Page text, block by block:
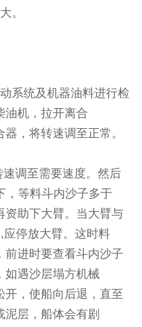
。
系统及机器油料进行检
油机，拉开离合
，将转速调至正常。
速调至需要速度。然后
，等料斗内沙子多于
资助下大臂。当大臂与
停放大臂。这时料
前进时要查看斗内沙子
如遇沙层塌方机械
开，使船向后退，直至
层，船体会有剧